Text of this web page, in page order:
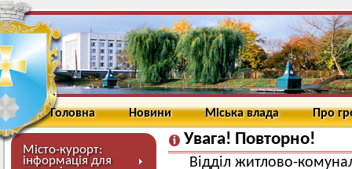
Головна Новини Міська влада Про
Місто-курорт:
інформація для
Увага! Повторно!
Відділ житлово-